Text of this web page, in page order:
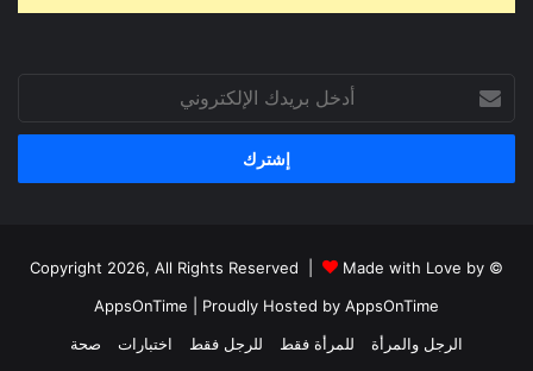
بريدك
الإلكتروني
© Copyright 2026, All Rights Reserved |
Made with Love by
AppsOnTime | Proudly Hosted by AppsOnTime
الرجل والمرأة
للمرأة فقط للرجل فقط اختبارات صحة